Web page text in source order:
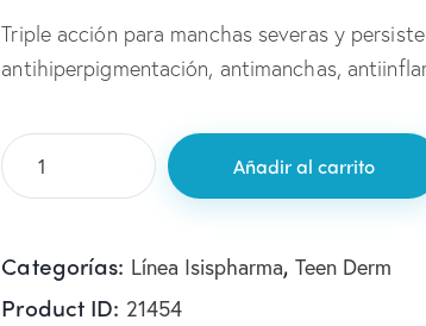
Triple acción para manchas severas y
antihiperpigmentación, antimanchas,
Añadir al carrito
Categorías: Línea Isispharma, Teen Derm
Product ID: 21454